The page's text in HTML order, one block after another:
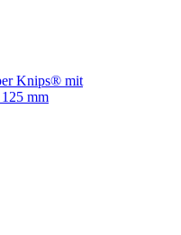
Knips® mit
mm